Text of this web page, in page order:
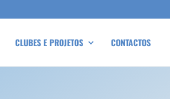
CLUBES E PROJETOS CONTACTOS